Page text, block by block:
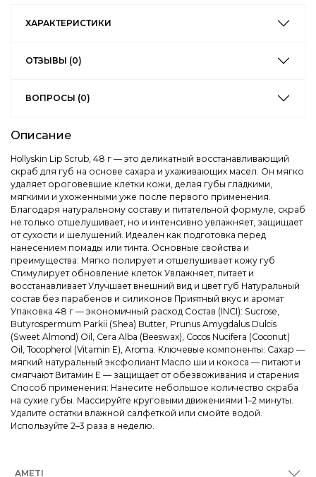
ХАРАКТЕРИСТИКИ
ОТЗЫВЫ (0)
ВОПРОСЫ (0)
Описание
Hollyskin Lip Scrub, 48 г — это деликатный восстанавливающий
скраб для губ на основе сахара и ухаживающих масел. Он мягко
удаляет ороговевшие клетки кожи, делая губы гладкими,
мягкими и ухоженными уже после первого применения.
Благодаря натуральному составу и питательной формуле, скраб
не только отшелушивает, но и интенсивно увлажняет, защищает
от сухости и шелушений. Идеален как подготовка перед
нанесением помады или тинта. Основные свойства и
преимущества: Мягко полирует и отшелушивает кожу губ
Стимулирует обновление клеток Увлажняет, питает и
восстанавливает Улучшает внешний вид и цвет губ Натуральный
состав без парабенов и силиконов Приятный вкус и аромат
Упаковка 48 г — экономичный расход Состав (INCI): Sucrose,
Butyrospermum Parkii (Shea) Butter, Prunus Amygdalus Dulcis
(Sweet Almond) Oil, Cera Alba (Beeswax), Cocos Nucifera (Coconut)
Oil, Tocopherol (Vitamin E), Aroma. Ключевые компоненты: Сахар —
мягкий натуральный эксфолиант Масло ши и кокоса — питают и
смягчают Витамин E — защищает от обезвоживания и старения
Способ применения: Нанесите небольшое количество скраба
на сухие губы. Массируйте круговыми движениями 1–2 минуты.
Удалите остатки влажной салфеткой или смойте водой.
Используйте 2–3 раза в неделю.
AMETI